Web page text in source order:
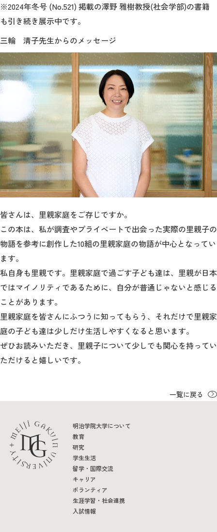
※2024年冬号 (No.521) 掲載の澤野 雅樹教授(社会学部)の書籍
も引き続き展示中です。
三輪 清子先生からのメッセージ
皆さんは、里親家庭をご存じですか。
この本は、私が調査やプライベートで出会った実際の里親子の
物語を参考に創作した10組の里親家庭の物語が中心となってい
ます。
私自身も里親です。里親家庭で過ごす子ども達は、里親が日本
ではマイノリティであるために、自分が普通じゃないと感じる
ことがあります。
里親家庭を皆さんにふつうに知ってもらう、それだけで里親家
庭の子ども達は少しだけ生活しやすくなると思います。
ぜひお読みいただき、里親子について少しでも関心を持ってい
ただけると嬉しいです。
一覧に戻る
明治学院大学について
教育
研究
学生生活
留学・国際交流
キャリア
ボランティア
生涯学習・社会連携
入試情報